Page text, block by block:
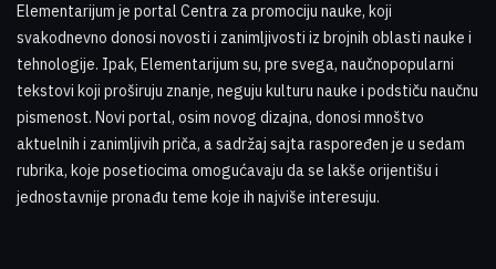
Elementarijum je portal Centra za promociju nauke, koji
svakodnevno donosi novosti i zanimljivosti iz brojnih oblasti nauke i
tehnologije. Ipak, Elementarijum su, pre svega, naučnopopularni
tekstovi koji proširuju znanje, neguju kulturu nauke i podstiču naučnu
pismenost. Novi portal, osim novog dizajna, donosi mnoštvo
aktuelnih i zanimljivih priča, a sadržaj sajta raspoređen je u sedam
rubrika, koje posetiocima omogućavaju da se lakše orijentišu i
jednostavnije pronađu teme koje ih najviše interesuju.